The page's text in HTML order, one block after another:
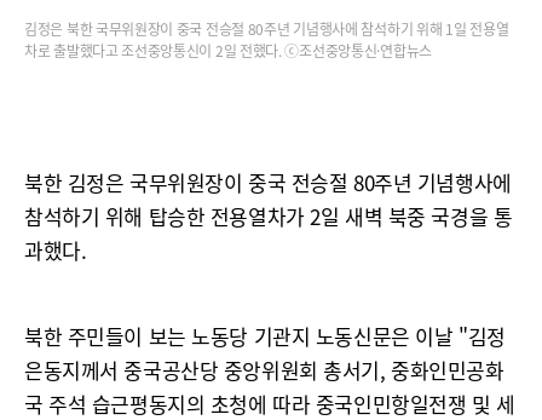
김정은 북한 국무위원장이 중국 전승절 80주년 기념행사에 참석하기 위해 1일 전용열
차로 출발했다고 조선중앙통신이 2일 전했다. ⓒ조선중앙통신·연합뉴스
북한 김정은 국무위원장이 중국 전승절 80주년 기념행사에
참석하기 위해 탑승한 전용열차가 2일 새벽 북중 국경을 통
과했다.
북한 주민들이 보는 노동당 기관지 노동신문은 이날 "김정
은동지께서 중국공산당 중앙위원회 총서기, 중화인민공화
국 주석 습근평동지의 초청에 따라 중국인민항일전쟁 및 세